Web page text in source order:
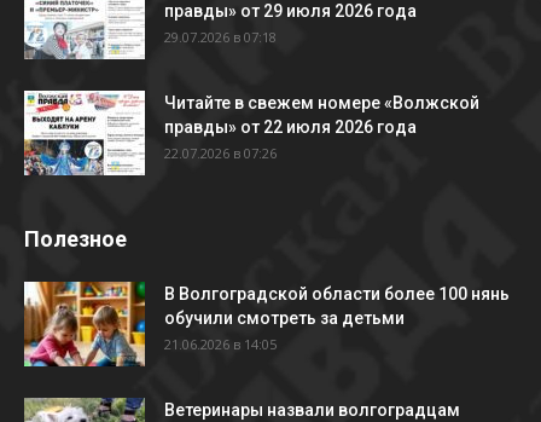
правды» от 29 июля 2026 года
29.07.2026 в 07:18
Читайте в свежем номере «Волжской
правды» от 22 июля 2026 года
22.07.2026 в 07:26
Полезное
В Волгоградской области более 100 нянь
обучили смотреть за детьми
21.06.2026 в 14:05
Ветеринары назвали волгоградцам